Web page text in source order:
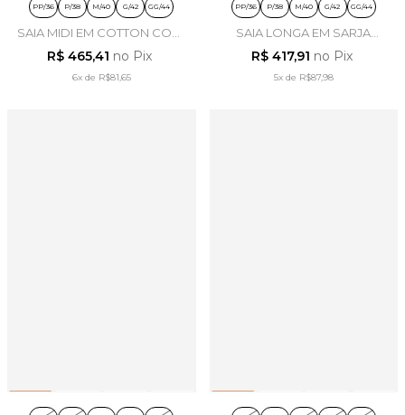
PP/36 P/38 M/40 G/42 GG/44
SAIA MIDI EM COTTON COAT
CARAMELO - LEKAZIS
R$ 465,41 no Pix
6xde R$81,65
PP/36 P/38 M/40 G/42 GG/44
SAIA LONGA EM SARJA
NUDE - LEKAZIS
R$ 417,91 no Pix
5xde R$87,98